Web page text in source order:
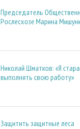
Председатель
Рослесхозе Марина
Николай Шматков: «Я
выполнять свою работу»
Защитить защитные леса